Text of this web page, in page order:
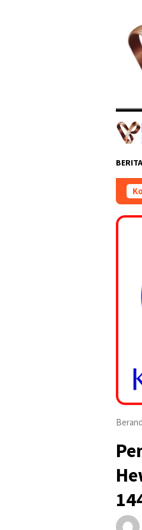
BERITA
Khidmat, Momentum